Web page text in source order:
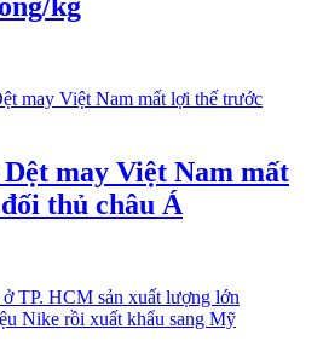
may Việt Nam mất
thủ châu Á